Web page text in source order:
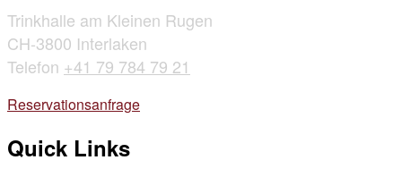
Trinkhalle am Kleinen Rugen
CH-3800 Interlaken
Telefon +41 79 784 79 21
Reservationsanfrage
Quick Links